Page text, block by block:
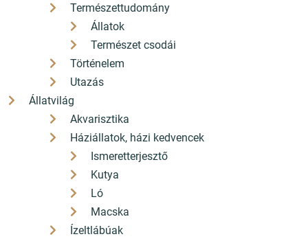
Természettudomány
Állatok
Természet csodái
Történelem
Utazás
Állatvilág
Akvarisztika
Háziállatok, házi kedvencek
Ismeretterjesztő
Kutya
Ló
Macska
Ízeltlábúak
1 990 Ft
1 791
Kedvezmény 199 Ft (10%)
ÁFÁ-val, Szállítási költségek
nélkül
Részletek
ÁFÁ-val, Szállítási költségek